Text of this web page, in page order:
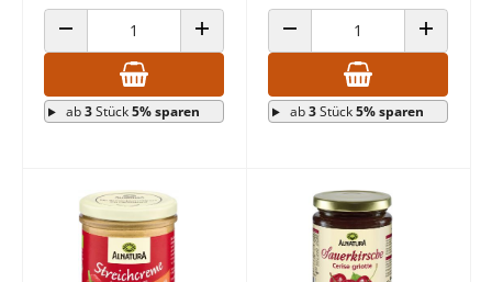
ANZAHL VERRINGERN ANZAHL ERHÖHEN
ab3Stück5% sparen
ANZAHL VERRINGERN ANZAHL
ab3Stück5% sparen